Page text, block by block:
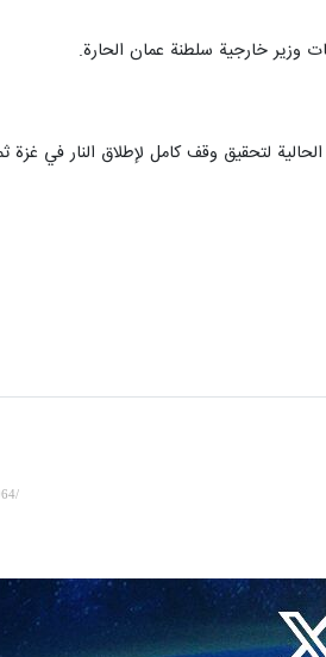
وزير خارجية سلطنة عمان الحارة.
لتحقيق وقف كامل لإطلاق النار في